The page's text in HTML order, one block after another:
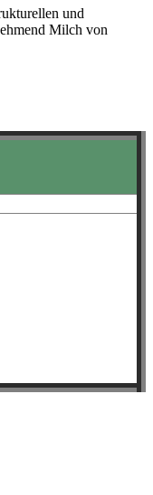
und
Milch von